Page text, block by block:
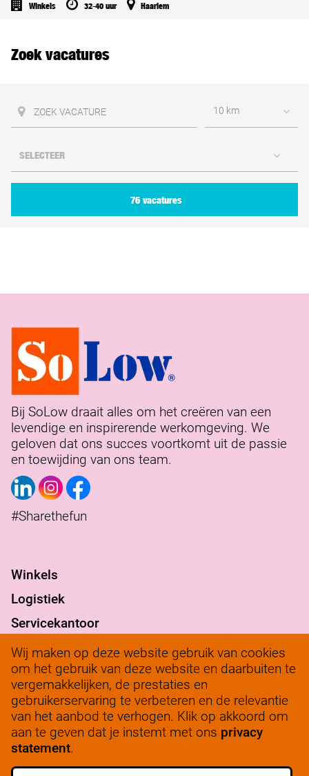
Winkels 32-40 uur Haarlem
Zoek vacatures
10 km
76 vacatures
Bij SoLow draait alles om het creëren van een
levendige en inspirerende werkomgeving. We
geloven dat ons succes voortkomt uit de passie
en toewijding van ons team.
#Sharethefun
Winkels
Logistiek
Servicekantoor
Verantwoord ondernemen
werkenbij@solow.nl
+ 31 345 62 14 32
Bedrijfsleidersportaal
Wij maken op deze website gebruik van cookies
om het gebruik van deze website en daarbuiten te
vergemakkelijken, de prestaties en
gebruikerservaring te verbeteren en de relevantie
van het aanbod te verhogen. Klik op akkoord om
aan te geven dat je instemt met ons privacy
statement.